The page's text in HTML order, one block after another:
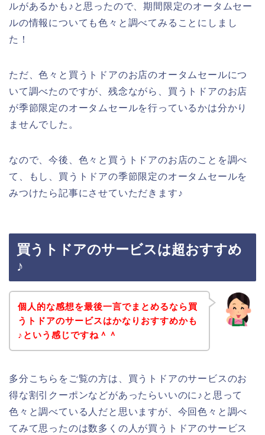
ルがあるかも♪と思ったので、期間限定のオータムセー
ルの情報についても色々と調べてみることにしまし
た！
ただ、色々と買うトドアのお店のオータムセールにつ
いて調べたのですが、残念ながら、買うトドアのお店
が季節限定のオータムセールを行っているかは分かり
ませんでした。
なので、今後、色々と買うトドアのお店のことを調べ
て、もし、買うトドアの季節限定のオータムセールを
みつけたら記事にさせていただきます♪
買うトドアのサービスは超おすすめ
♪
個人的な感想を最後一言でまとめるなら買
うトドアのサービスはかなりおすすめかも
♪という感じですね＾＾
多分こちらをご覧の方は、買うトドアのサービスのお
得な割引クーポンなどがあったらいいのに♪と思って
色々と調べている人だと思いますが、今回色々と調べ
てみて思ったのは数多くの人が買うトドアのサービス